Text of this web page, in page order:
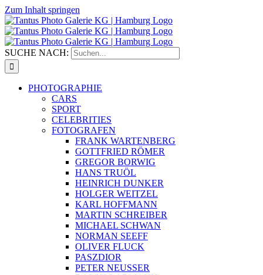
Zum Inhalt springen
SUCHE NACH:
PHOTOGRAPHIE
CARS
SPORT
CELEBRITIES
FOTOGRAFEN
FRANK WARTENBERG
GOTTFRIED RÖMER
GREGOR BORWIG
HANS TRUÖL
HEINRICH DUNKER
HOLGER WEITZEL
KARL HOFFMANN
MARTIN SCHREIBER
MICHAEL SCHWAN
NORMAN SEEFF
OLIVER FLUCK
PASZDIOR
PETER NEUSSER